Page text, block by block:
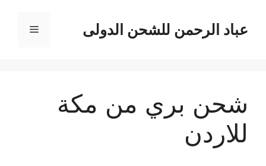
المحتوىعباد الرحمن للشحن الدولى القائمة
شحن بري من مكة
للاردن